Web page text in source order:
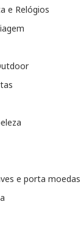
e Relógios
e porta moedas